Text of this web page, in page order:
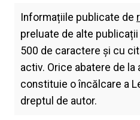
Informațiile publicate de
preluate de alte
500 de caractere și cu
activ. Orice abatere de
constituie o încălcare a
dreptul de autor.